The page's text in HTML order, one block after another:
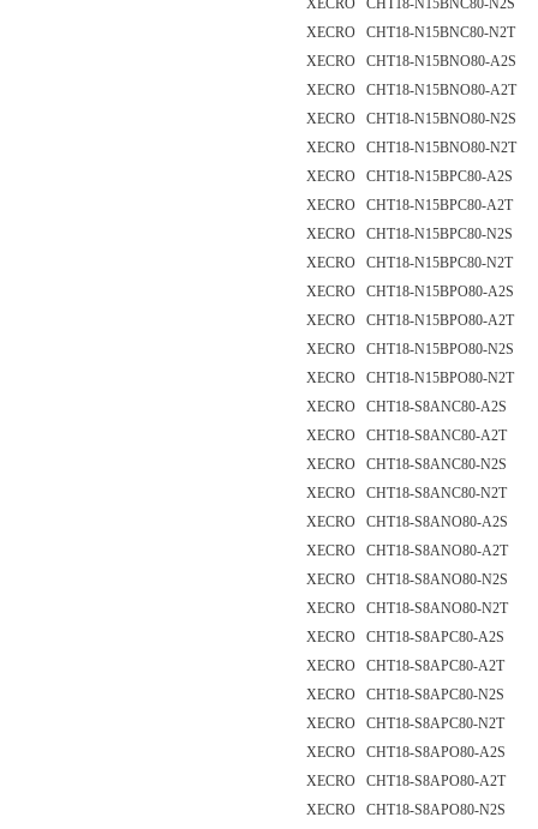
XECRO CHT18-N15BNC80-N2S
XECRO CHT18-N15BNC80-N2T
XECRO CHT18-N15BNO80-A2S
XECRO CHT18-N15BNO80-A2T
XECRO CHT18-N15BNO80-N2S
XECRO CHT18-N15BNO80-N2T
XECRO CHT18-N15BPC80-A2S
XECRO CHT18-N15BPC80-A2T
XECRO CHT18-N15BPC80-N2S
XECRO CHT18-N15BPC80-N2T
XECRO CHT18-N15BPO80-A2S
XECRO CHT18-N15BPO80-A2T
XECRO CHT18-N15BPO80-N2S
XECRO CHT18-N15BPO80-N2T
XECRO CHT18-S8ANC80-A2S
XECRO CHT18-S8ANC80-A2T
XECRO CHT18-S8ANC80-N2S
XECRO CHT18-S8ANC80-N2T
XECRO CHT18-S8ANO80-A2S
XECRO CHT18-S8ANO80-A2T
XECRO CHT18-S8ANO80-N2S
XECRO CHT18-S8ANO80-N2T
XECRO CHT18-S8APC80-A2S
XECRO CHT18-S8APC80-A2T
XECRO CHT18-S8APC80-N2S
XECRO CHT18-S8APC80-N2T
XECRO CHT18-S8APO80-A2S
XECRO CHT18-S8APO80-A2T
XECRO CHT18-S8APO80-N2S